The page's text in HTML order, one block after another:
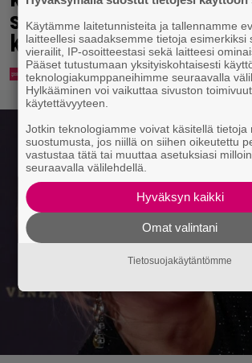
suuntasi Bangbussinsa
keskustaan
Käytämme laitetunnisteita ja tallennamme
laitteellesi saadaksemme tietoja esimerkiksi
vierailit, IP-osoitteestasi sekä laitteesi
Pääset tutustumaan yksityiskohtaisesti
teknologiakumppaneihimme seuraavalla
Hylkääminen voi vaikuttaa sivuston
käytettävyyteen.
Jotkin teknologiamme voivat käsitellä tietoja
suostumusta, jos niillä on siihen oikeutettu
vastustaa tätä tai muuttaa asetuksiasi
seuraavalla välilehdellä.
Hyväksyn kaikki
Omat valintani
Tietosuojakäytäntömme